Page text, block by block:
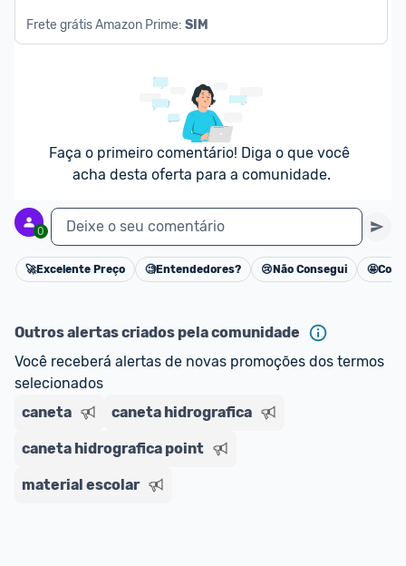
Frete grátis Amazon Prime: SIM
Faça o primeiro comentário! Diga o que você
acha desta oferta para a comunidade.
0 Deixe o seu comentário
Cancelar
🚀Excelente Preço 🧐Entendedores? 😢 Não Consegui 🤩
Outros alertas criados pela comunidade
Você receberá alertas de novas promoções dos termos
selecionados
caneta
caneta hidrografica
caneta hidrografica point
material escolar